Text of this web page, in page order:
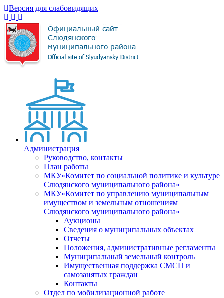
Версия для слабовидящих
Администрация
Руководство, контакты
План работы
МКУ«Комитет по социальной политике и культуре
Слюдянского муниципального района»
МКУ«Комитет по управлению муниципальным
имуществом и земельным отношениям
Слюдянского муниципального района»
Аукционы
Сведения о муниципальных объектах
Отчеты
Положения, административные регламенты
Муниципальный земельный контроль
Имущественная поддержка СМСП и
самозанятых граждан
Контакты
Отдел по мобилизационной работе